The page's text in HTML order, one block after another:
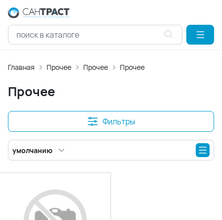
Главная Прочее Прочее Прочее
Прочее
Фильтры
умолчанию